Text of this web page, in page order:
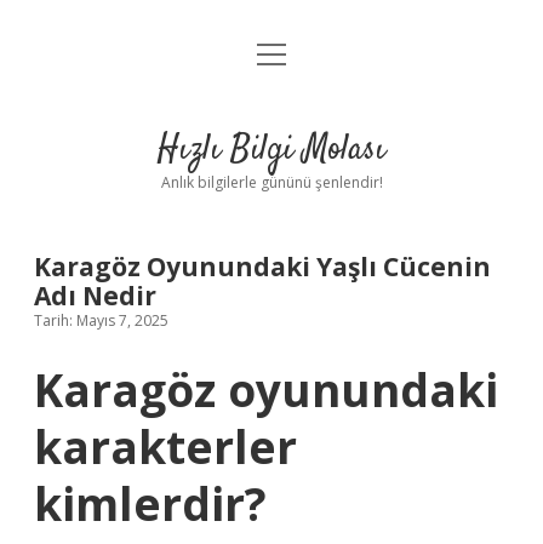
Anasayfa
Yasal Uyarı
menüyü
Hızlı Bilgi Molası
Anlık bilgilerle gününü şenlendir!
Karagöz Oyunundaki Yaşlı Cücenin
Adı Nedir
Tarih: Mayıs 7, 2025
Karagöz oyunundaki
karakterler
kimlerdir?